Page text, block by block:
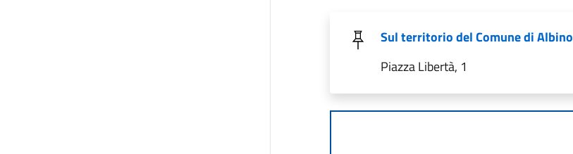
Sul territorio del Comune di Albino
Piazza Libertà, 1